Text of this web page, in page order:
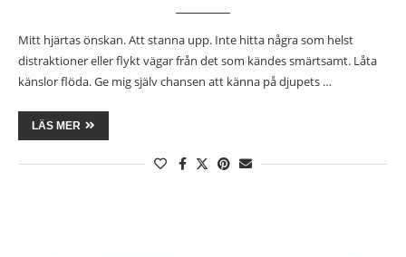
Mitt hjärtas önskan. Att stanna upp. Inte hitta några som helst
distraktioner eller flykt vägar från det som kändes smärtsamt. Låta
känslor flöda. Ge mig själv chansen att känna på djupets …
LÄS MER